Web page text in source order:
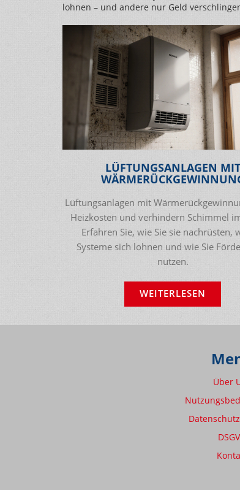
lohnen – und andere nur Geld
LÜFTUNGSANLAGEN MIT
HEIZKOSTEN IM ALTBAU
Lüftungsanlagen mit
Heizkosten und verhindern Schimmel
Erfahren Sie, wie Sie sie nachrüsten,
Systeme sich lohnen und wie Sie
nutzen.
WEITERLESEN
Über